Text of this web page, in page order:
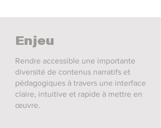
Enjeu
Rendre accessible une importante
diversité de contenus narratifs et
pédagogiques à travers une interface
claire, intuitive et rapide à mettre en
œuvre.